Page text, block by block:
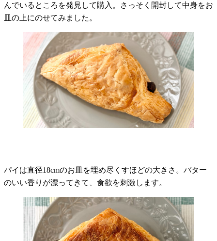
んでいるところを発見して購入。さっそく開封して中身をお
皿の上にのせてみました。
パイは直径18cmのお皿を埋め尽くすほどの大きさ。バター
のいい香りが漂ってきて、食欲を刺激します。